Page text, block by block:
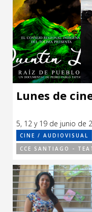
Lunes de
5, 12 y 19 de junio de
CINE / AUDIOVISUAL
CCE SANTIAGO -